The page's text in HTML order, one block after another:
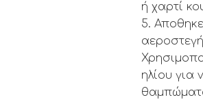
ή χαρτί
5.
ηλίου